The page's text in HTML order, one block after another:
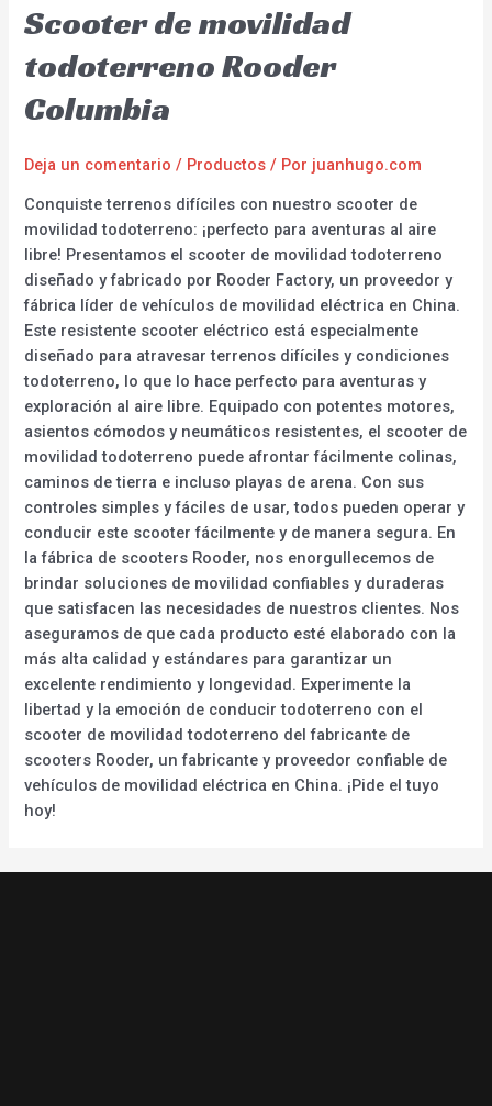
Scooter de movilidad
todoterreno Rooder
Columbia
Deja un comentario / Productos / Por juanhugo.com
Conquiste terrenos difíciles con nuestro scooter de
movilidad todoterreno: ¡perfecto para aventuras al aire
libre! Presentamos el scooter de movilidad todoterreno
diseñado y fabricado por Rooder Factory, un proveedor y
fábrica líder de vehículos de movilidad eléctrica en China.
Este resistente scooter eléctrico está especialmente
diseñado para atravesar terrenos difíciles y condiciones
todoterreno, lo que lo hace perfecto para aventuras y
exploración al aire libre. Equipado con potentes motores,
asientos cómodos y neumáticos resistentes, el scooter de
movilidad todoterreno puede afrontar fácilmente colinas,
caminos de tierra e incluso playas de arena. Con sus
controles simples y fáciles de usar, todos pueden operar y
conducir este scooter fácilmente y de manera segura. En
la fábrica de scooters Rooder, nos enorgullecemos de
brindar soluciones de movilidad confiables y duraderas
que satisfacen las necesidades de nuestros clientes. Nos
aseguramos de que cada producto esté elaborado con la
más alta calidad y estándares para garantizar un
excelente rendimiento y longevidad. Experimente la
libertad y la emoción de conducir todoterreno con el
scooter de movilidad todoterreno del fabricante de
scooters Rooder, un fabricante y proveedor confiable de
vehículos de movilidad eléctrica en China. ¡Pide el tuyo
hoy!